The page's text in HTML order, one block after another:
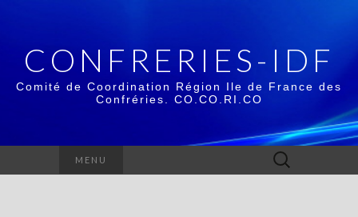
CONFRERIES-IDF
Comité de Coordination Région Ile de France des
Confréries. CO.CO.RI.CO
MENU Rechercher :